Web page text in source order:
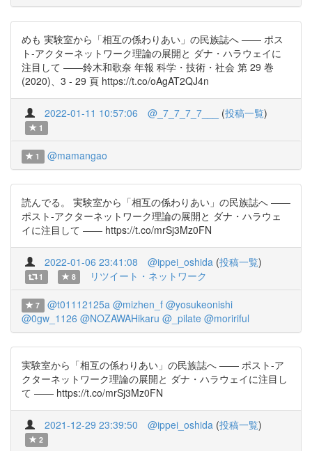
めも 実験室から「相互の係わりあい」の民族誌へ ―― ポス
ト‐アクターネットワーク理論の展開と ダナ・ハラウェイに
注目して ――鈴木和歌奈 年報 科学・技術・社会 第 29 巻
(2020)、3 - 29 頁 https://t.co/oAgAT2QJ4n
2022-01-11 10:57:06 @_7_7_7_7___ (投稿一覧)
1
1 @mamangao
読んでる。 実験室から「相互の係わりあい」の民族誌へ ――
ポスト‐アクターネットワーク理論の展開と ダナ・ハラウェ
イに注目して ―― https://t.co/mrSj3Mz0FN
2022-01-06 23:41:08 @ippei_oshida (投稿一覧)
1 8 リツイート・ネットワーク
7 @t01112125a @mizhen_f @yosukeonishi
@0gw_1126 @NOZAWAHikaru @_pilate @moririful
実験室から「相互の係わりあい」の民族誌へ ―― ポスト‐ア
クターネットワーク理論の展開と ダナ・ハラウェイに注目し
て ―― https://t.co/mrSj3Mz0FN
2021-12-29 23:39:50 @ippei_oshida (投稿一覧)
2